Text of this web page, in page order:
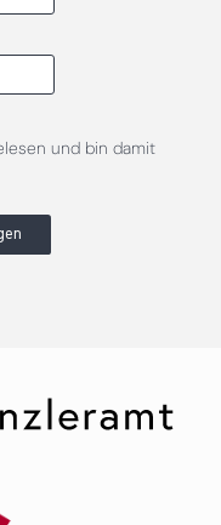
und bin damit